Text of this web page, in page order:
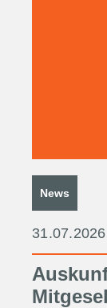
News
31.07.2026